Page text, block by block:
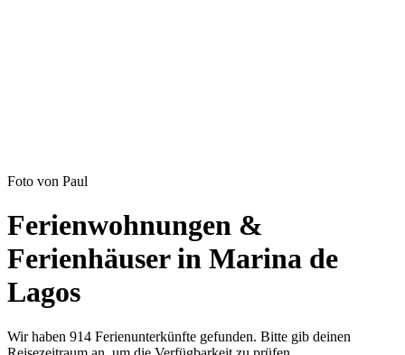
Foto von Paul
Ferienwohnungen &
Ferienhäuser in Marina de
Lagos
Wir haben 914 Ferienunterkünfte gefunden. Bitte gib deinen